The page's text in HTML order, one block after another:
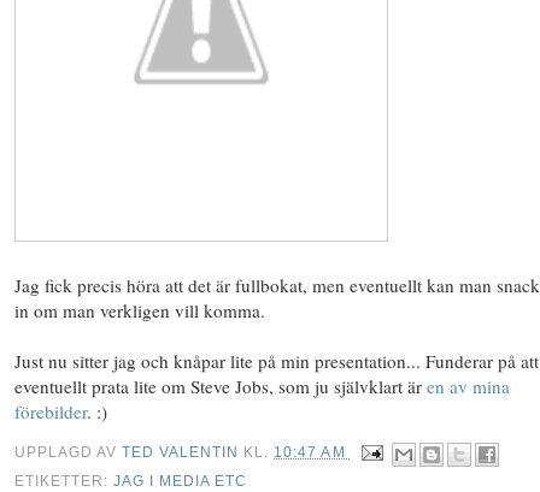
Jag fick precis höra att det är fullbokat, men eventuellt kan man
in om man verkligen vill komma.
Just nu sitter jag och knåpar lite på min presentation... Funderar på att
eventuellt prata lite om Steve Jobs, som ju självklart är en av mina
förebilder. :)
UPPLAGD AVTED VALENTIN KL. 10:47 AM
ETIKETTER:JAG I MEDIA ETC